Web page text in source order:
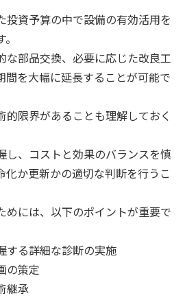
投資予算の中で設備の有効活用を
な部品交換、必要に応じた改良工
間を大幅に延長することが可能で
的限界があることも理解しておく
し、コストと効果のバランスを慎
化か更新かの適切な判断を行うこ
めには、以下のポイントが重要で
する詳細な診断の実施
の策定
継承